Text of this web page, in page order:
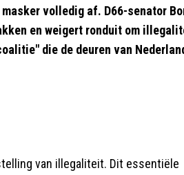
volledig af. D66-senator
en weigert ronduit om
die de deuren van
van illegaliteit. Dit essentiële